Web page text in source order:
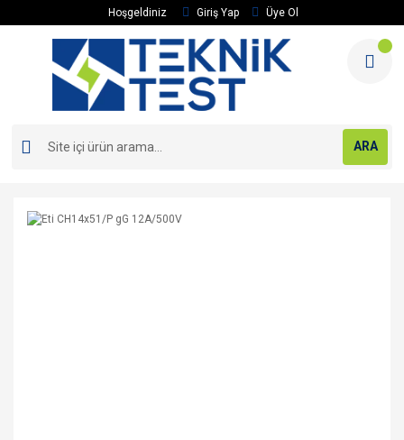
Hoşgeldiniz Giriş Yap Üye Ol
ARA